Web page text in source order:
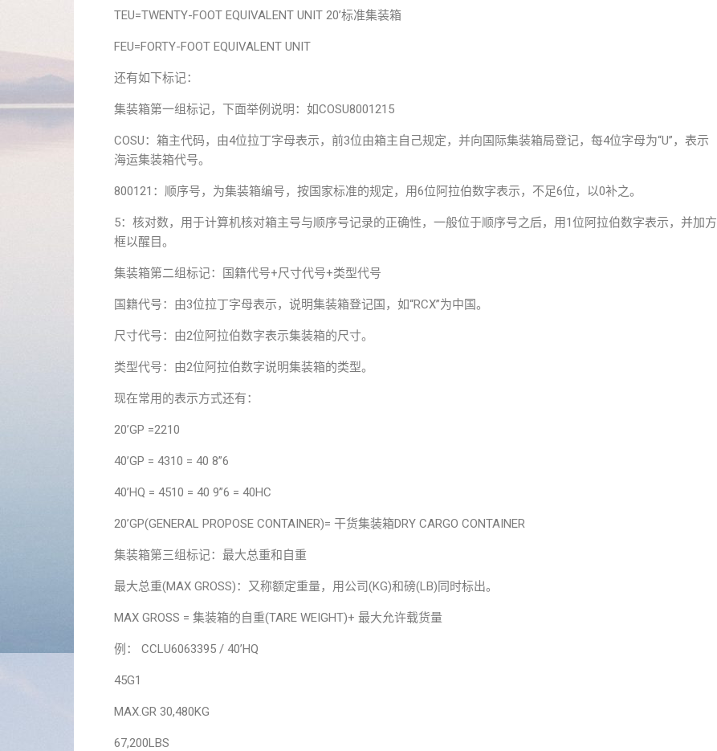
TEU=TWENTY-FOOT EQUIVALENT UNIT 20’标准集装箱
FEU=FORTY-FOOT EQUIVALENT UNIT
还有如下标记：
集装箱第一组标记，下面举例说明：如COSU8001215
COSU：箱主代码，由4位拉丁字母表示，前3位由箱主自己规定，并向国际集装箱局登记，每4位字母为“U”，表示
海运集装箱代号。
800121：顺序号，为集装箱编号，按国家标准的规定，用6位阿拉伯数字表示，不足6位，以0补之。
5：核对数，用于计算机核对箱主号与顺序号记录的正确性，一般位于顺序号之后，用1位阿拉伯数字表示，并加方
框以醒目。
集装箱第二组标记：国籍代号+尺寸代号+类型代号
国籍代号：由3位拉丁字母表示，说明集装箱登记国，如“RCX”为中国。
尺寸代号：由2位阿拉伯数字表示集装箱的尺寸。
类型代号：由2位阿拉伯数字说明集装箱的类型。
现在常用的表示方式还有：
20’GP =2210
40’GP = 4310 = 40 8”6
40’HQ = 4510 = 40 9”6 = 40HC
20’GP(GENERAL PROPOSE CONTAINER)= 干货集装箱DRY CARGO CONTAINER
集装箱第三组标记：最大总重和自重
最大总重(MAX GROSS)：又称额定重量，用公司(KG)和磅(LB)同时标出。
MAX GROSS = 集装箱的自重(TARE WEIGHT)+ 最大允许载货量
例： CCLU6063395 / 40’HQ
45G1
MAX.GR 30,480KG
67,200LBS